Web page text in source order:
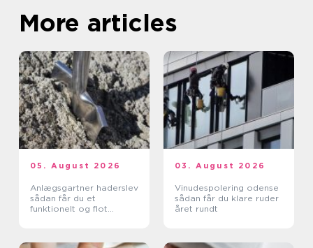
More articles
05. August 2026
Anlægsgartner haderslev
sådan får du et
funktionelt og flot
03. August 2026
Vinudespolering odense
sådan får du klare ruder
året rundt